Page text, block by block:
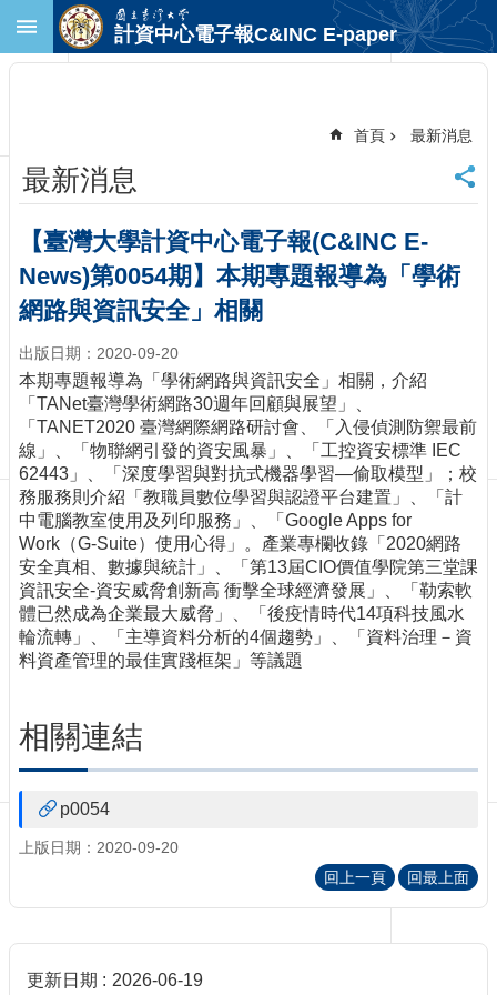
跳到主要內容區塊
首
頁
臺
大
首
頁
中
首
頁
聯
絡
資
訊
訂
閱/
取
消
網
站
最
新
消
關
我
出
計資中心電子報C&INC E-paper
首頁 最新消息
最新消息
【臺灣大學計資中心電子報(C&INC E-
News)第0054期】本期專題報導為「學術
網路與資訊安全」相關
出版日期：2020-09-20
本期專題報導為「學術網路與資訊安全」相關，介紹
「TANet臺灣學術網路30週年回顧與展望」、
「TANET2020 臺灣網際網路研討會、「入侵偵測防禦最前
線」、「物聯網引發的資安風暴」、「工控資安標準 IEC
62443」、「深度學習與對抗式機器學習—偷取模型」；校
務服務則介紹「教職員數位學習與認證平台建置」、「計
中電腦教室使用及列印服務」、「Google Apps for
Work（G-Suite）使用心得」。產業專欄收錄「2020網路
安全真相、數據與統計」、「第13屆CIO價值學院第三堂課
資訊安全-資安威脅創新高 衝擊全球經濟發展」、「勒索軟
體已然成為企業最大威脅」、「後疫情時代14項科技風水
輪流轉」、「主導資料分析的4個趨勢」、「資料治理－資
料資產管理的最佳實踐框架」等議題
相關連結
p0054
上版日期：2020-09-20
回上一頁
回最上面
更新日期 2026-06-19